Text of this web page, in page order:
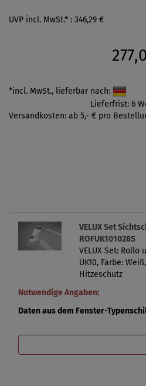
UVP incl. MwSt.* : 346,29 €
*incl. MwSt., lieferbar nach:
Lieferfrist: 6
Versandkosten: ab 5,- € pro
VELUX Set
ROFUK101028S
VELUX Set: Rollo
UK10, Farbe:
Hitzeschutz
Notwendige Angaben:
Daten aus dem Fenster-